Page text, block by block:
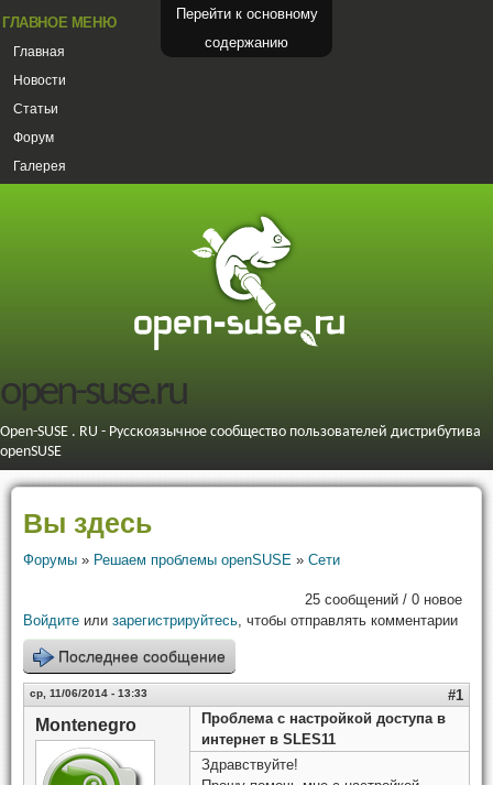
Перейти к основному
содержанию
ГЛАВНОЕ МЕНЮ
Главная
Новости
Статьи
Форум
Галерея
open-suse.ru
Open-SUSE . RU - Русскоязычное сообщество пользователей дистрибутива
openSUSE
Вы здесь
Форумы » Решаем проблемы openSUSE » Сети
25 сообщений / 0 новое
Войдите или зарегистрируйтесь, чтобы отправлять комментарии
Последнее сообщение
ср, 11/06/2014 - 13:33 #1
Montenegro
Проблема с настройкой доступа в
интернет в SLES11
Здравствуйте!